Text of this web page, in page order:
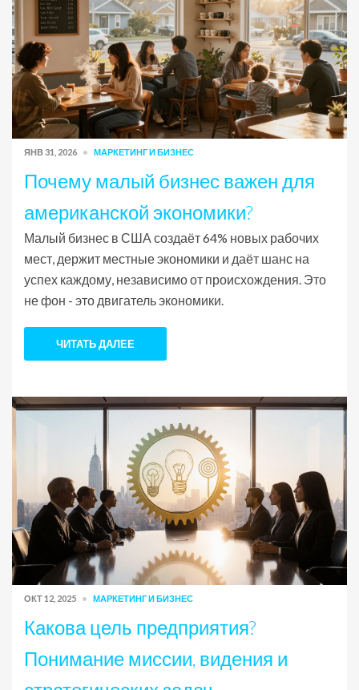
ЯНВ 31, 2026 МАРКЕТИНГ И БИЗНЕС
Почему малый бизнес важен для
американской экономики?
Малый бизнес в США создаёт 64% новых рабочих
мест, держит местные экономики и даёт шанс на
успех каждому, независимо от происхождения. Это
не фон - это двигатель экономики.
ЧИТАТЬ ДАЛЕЕ
ОКТ 12, 2025 МАРКЕТИНГ И БИЗНЕС
Какова цель предприятия?
Понимание миссии, видения и